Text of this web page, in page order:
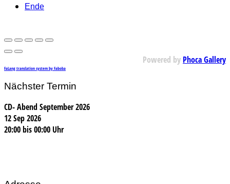
Ende
Powered by Phoca Gallery
FaLang translation system by Faboba
Nächster Termin
CD- Abend September 2026
12 Sep 2026
20:00bis00:00 Uhr